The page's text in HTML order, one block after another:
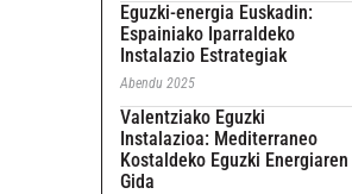
Eguzki-energia Euskadin:
Espainiako Iparraldeko
Instalazio Estrategiak
Abendu 2025
Valentziako Eguzki
Instalazioa: Mediterraneo
Kostaldeko Eguzki Energiaren
Gida